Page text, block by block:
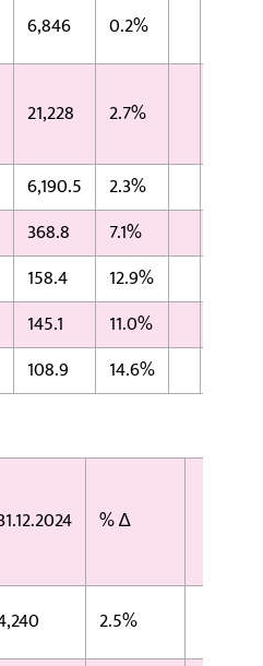
6,846 0.2%
21,228 2.7%
6,190.5 2.3%
368.8 7.1%
158.4 12.9%
145.1 11.0%
108.9 14.6%
% ∆
2.5%